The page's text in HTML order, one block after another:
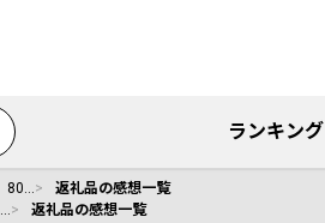
ランキング
80…
返礼品の感想一覧
返礼品の感想一覧